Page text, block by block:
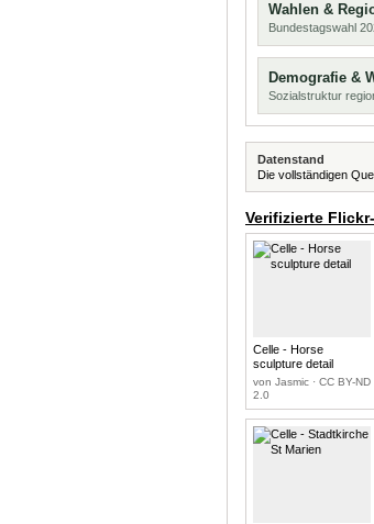
Wahlen &
Bundestagswahl
Demografie &
Sozialstruktur
Datenstand
Die vollständigen
Verifizierte
Celle - Horse
sculpture detail
von Jasmic · CC BY-ND
2.0